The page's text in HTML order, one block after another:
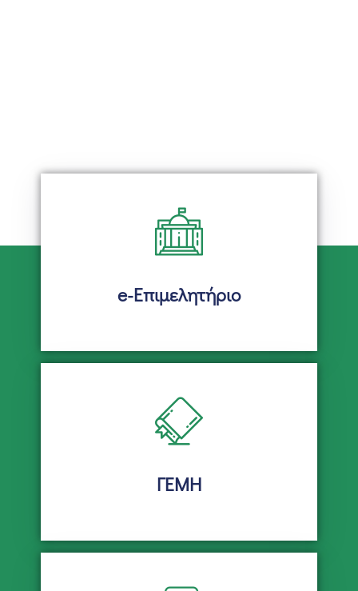
e-Επιμελητήριο
ΓΕΜΗ